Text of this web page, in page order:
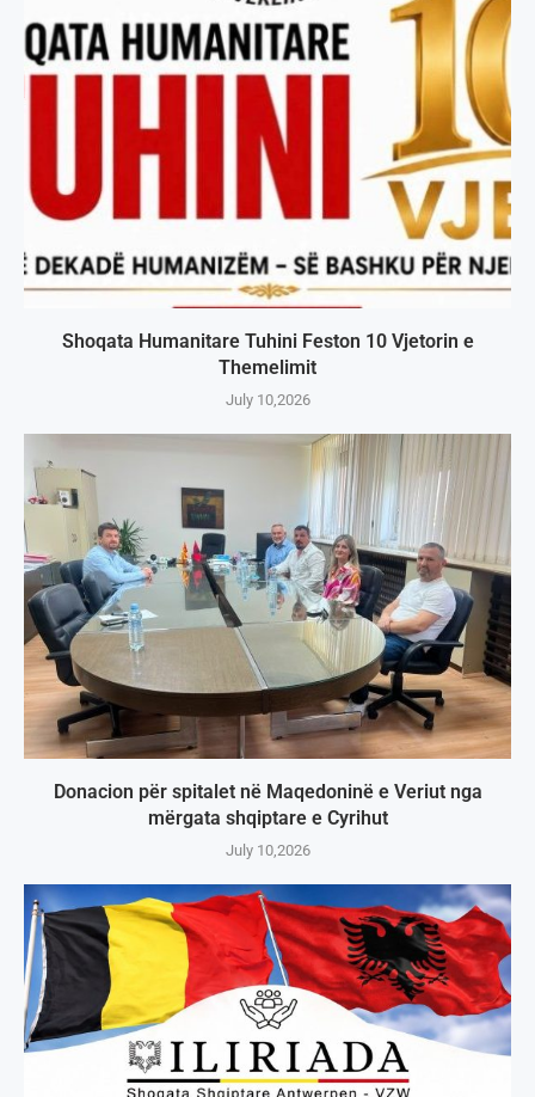
Shoqata Humanitare Tuhini Feston 10 Vjetorin e
Themelimit
July 10,2026
Donacion për spitalet në Maqedoninë e Veriut nga
mërgata shqiptare e Cyrihut
July 10,2026